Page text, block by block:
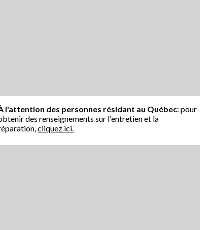
l'attention des personnes résidant au Québec: pour
des renseignements sur l'entretien et la
cliquez ici.